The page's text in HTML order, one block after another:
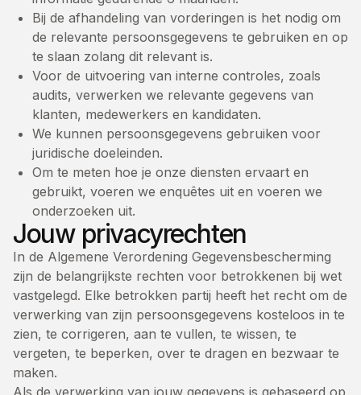
Bij de afhandeling van vorderingen is het nodig om
de relevante persoonsgegevens te gebruiken en op
te slaan zolang dit relevant is.
Voor de uitvoering van interne controles, zoals
audits, verwerken we relevante gegevens van
klanten, medewerkers en kandidaten.
We kunnen persoonsgegevens gebruiken voor
juridische doeleinden.
Om te meten hoe je onze diensten ervaart en
gebruikt, voeren we enquêtes uit en voeren we
onderzoeken uit.
Jouw privacyrechten
In de Algemene Verordening Gegevensbescherming
zijn de belangrijkste rechten voor betrokkenen bij wet
vastgelegd. Elke betrokken partij heeft het recht om de
verwerking van zijn persoonsgegevens kosteloos in te
zien, te corrigeren, aan te vullen, te wissen, te
vergeten, te beperken, over te dragen en bezwaar te
maken.